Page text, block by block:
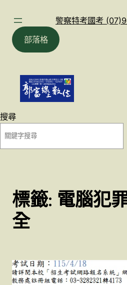
警察特考國考
部落格
搜尋
標籤: 電腦犯
全